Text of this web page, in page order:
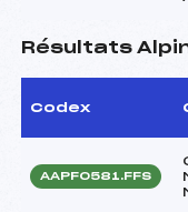
Résultats
Codex
AAPF0581.FFS